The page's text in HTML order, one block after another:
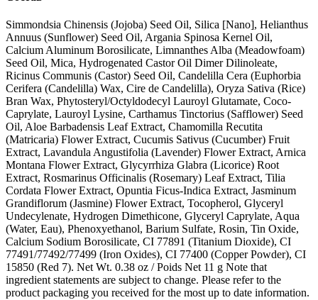
Simmondsia Chinensis (Jojoba) Seed Oil, Silica [Nano], Helianthus
Annuus (Sunflower) Seed Oil, Argania Spinosa Kernel Oil,
Calcium Aluminum Borosilicate, Limnanthes Alba (Meadowfoam)
Seed Oil, Mica, Hydrogenated Castor Oil Dimer Dilinoleate,
Ricinus Communis (Castor) Seed Oil, Candelilla Cera (Euphorbia
Cerifera (Candelilla) Wax, Cire de Candelilla), Oryza Sativa (Rice)
Bran Wax, Phytosteryl/Octyldodecyl Lauroyl Glutamate, Coco-
Caprylate, Lauroyl Lysine, Carthamus Tinctorius (Safflower) Seed
Oil, Aloe Barbadensis Leaf Extract, Chamomilla Recutita
(Matricaria) Flower Extract, Cucumis Sativus (Cucumber) Fruit
Extract, Lavandula Angustifolia (Lavender) Flower Extract, Arnica
Montana Flower Extract, Glycyrrhiza Glabra (Licorice) Root
Extract, Rosmarinus Officinalis (Rosemary) Leaf Extract, Tilia
Cordata Flower Extract, Opuntia Ficus-Indica Extract, Jasminum
Grandiflorum (Jasmine) Flower Extract, Tocopherol, Glyceryl
Undecylenate, Hydrogen Dimethicone, Glyceryl Caprylate, Aqua
(Water, Eau), Phenoxyethanol, Barium Sulfate, Rosin, Tin Oxide,
Calcium Sodium Borosilicate, CI 77891 (Titanium Dioxide), CI
77491/77492/77499 (Iron Oxides), CI 77400 (Copper Powder), CI
15850 (Red 7). Net Wt. 0.38 oz / Poids Net 11 g Note that
ingredient statements are subject to change. Please refer to the
product packaging you received for the most up to date information.